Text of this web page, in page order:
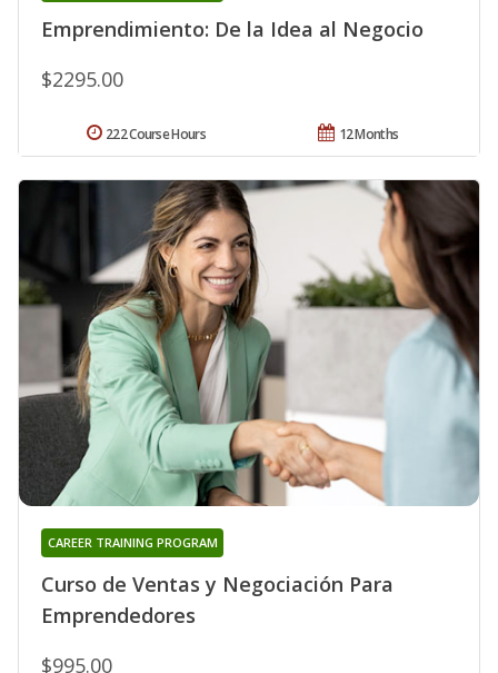
Emprendimiento: De la Idea al Negocio
$2295.00
12 Months
222 Course Hours
Curso de Ventas y Negociación Para
Emprendedores
CAREER TRAINING PROGRAM
$995.00